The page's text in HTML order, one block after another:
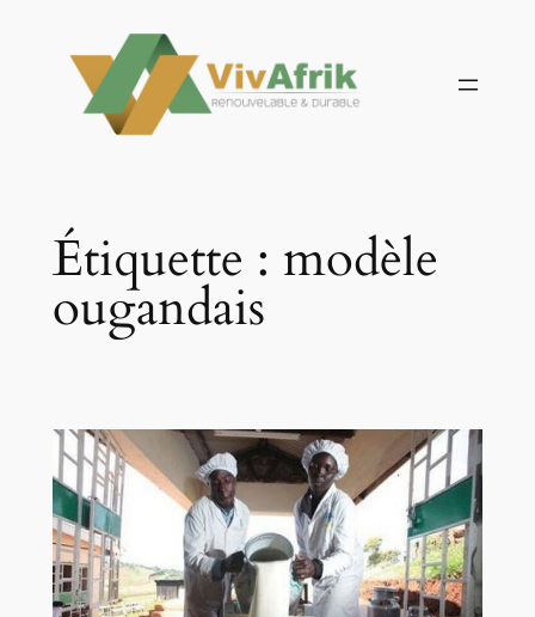
contenu
Étiquette : modèle
ougandais